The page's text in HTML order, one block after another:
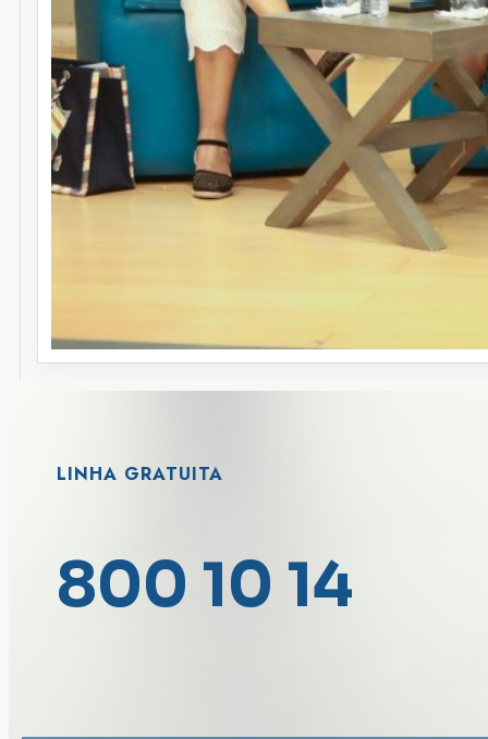
LINHA GRATUITA
800 10 14